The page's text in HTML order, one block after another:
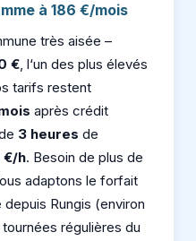
à 186 €/mois
très aisée –
€, l‘un des plus élevés
tarifs restent
après crédit
3 heures de
€/h. Besoin de plus de
adaptons le forfait
Rungis (environ
régulières du